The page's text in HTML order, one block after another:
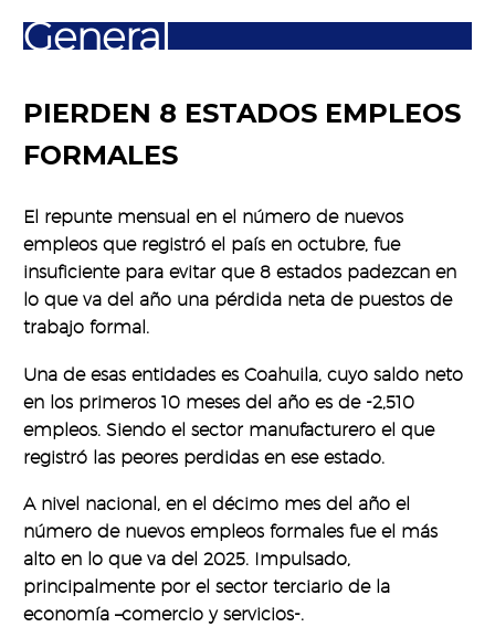
General
PIERDEN 8 ESTADOS EMPLEOS
FORMALES
El repunte mensual en el número de nuevos
empleos que registró el país en octubre, fue
insuficiente para evitar que 8 estados padezcan en
lo que va del año una pérdida neta de puestos de
trabajo formal.
Una de esas entidades es Coahuila, cuyo saldo neto
en los primeros 10 meses del año es de -2,510
empleos. Siendo el sector manufacturero el que
registró las peores perdidas en ese estado.
A nivel nacional, en el décimo mes del año el
número de nuevos empleos formales fue el más
alto en lo que va del 2025. Impulsado,
principalmente por el sector terciario de la
economía –comercio y servicios-.